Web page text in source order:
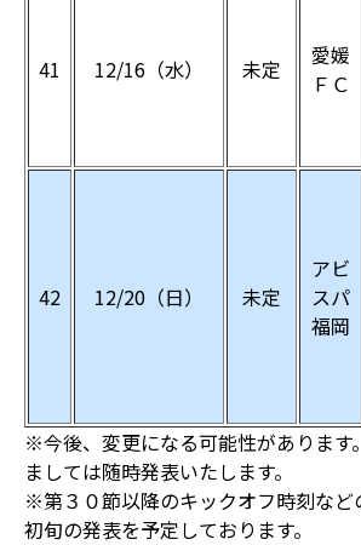
41 12/16（水） 未定
愛媛
ＦＣ
42 12/20（日） 未定
アビ
スパ
福岡
※今後、変更になる可能性があります
ましては随時発表いたします。
※第３０節以降のキックオフ時刻など
初旬の発表を予定しております。